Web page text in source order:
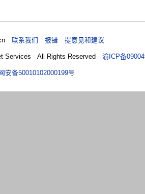
联系我们 报错 提意见和建议
Services All Rights Reserved 渝ICP备
安备50010102000199号